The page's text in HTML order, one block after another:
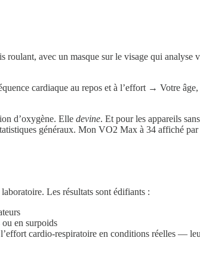
avec un masque sur le visage qui analyse
cardiaque au repos et à l’effort → Votre
d’oxygène. Elle devine. Et pour les appareils
généraux. Mon VO2 Max à 34 affiché
Les résultats sont édifiants :
ou en surpoids
l’effort cardio-respiratoire en conditions réelles —